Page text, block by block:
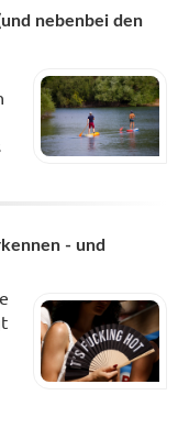
nebenbei den
- und